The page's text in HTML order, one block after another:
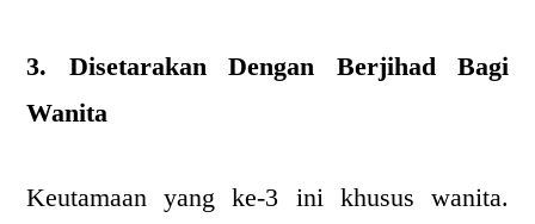
3. Disetarakan Dengan Berjihad Bagi
Wanita
Keutamaan yang ke-3 ini khusus wanita.